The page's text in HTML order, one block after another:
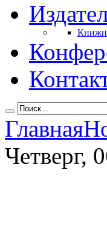
Главная
Четверг,